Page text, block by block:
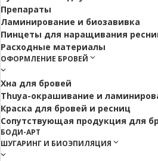
Препараты
Ламинирование и биозавивка
Пинцеты для наращивания
Расходные материалы
ОФОРМЛЕНИЕ БРОВЕЙ
Хна для бровей
Thuya-окрашивание и
Краска для бровей и ресниц
Сопутствующая продукция для
БОДИ-АРТ
ШУГАРИНГ И БИОЭПИЛЯЦИЯ